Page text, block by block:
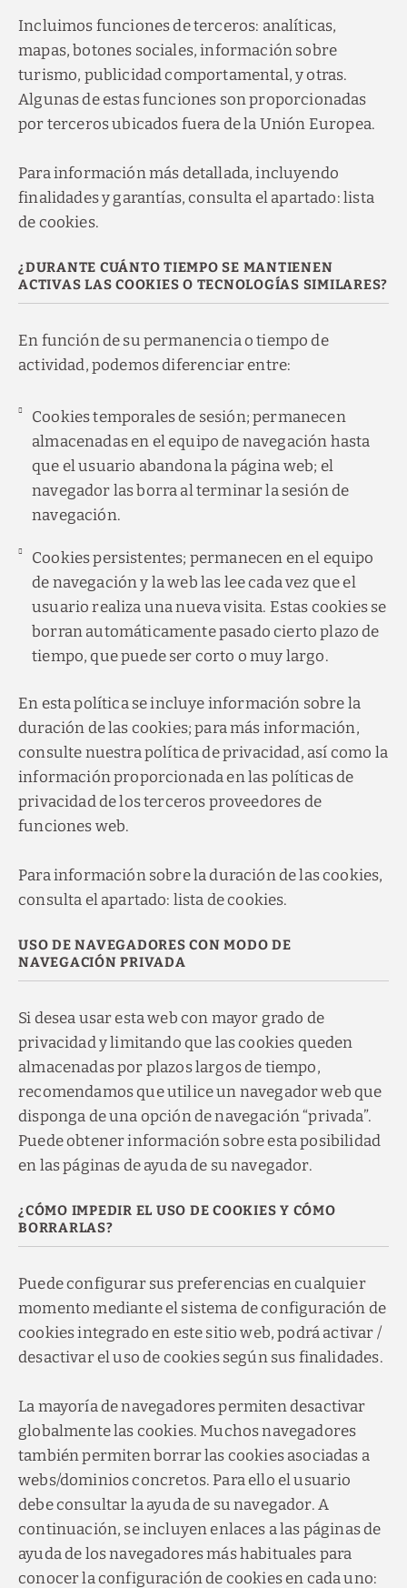
Incluimos funciones de terceros: analíticas,
mapas, botones sociales, información sobre
turismo, publicidad comportamental, y otras.
Algunas de estas funciones son proporcionadas
por terceros ubicados fuera de la Unión Europea.
Para información más detallada, incluyendo
finalidades y garantías, consulta el apartado: lista
de cookies.
¿DURANTE CUÁNTO TIEMPO SE MANTIENEN
ACTIVAS LAS COOKIES O TECNOLOGÍAS SIMILARES?
En función de su permanencia o tiempo de
actividad, podemos diferenciar entre:
Cookies temporales de sesión; permanecen
almacenadas en el equipo de navegación hasta
que el usuario abandona la página web; el
navegador las borra al terminar la sesión de
navegación.
Cookies persistentes; permanecen en el equipo
de navegación y la web las lee cada vez que el
usuario realiza una nueva visita. Estas cookies se
borran automáticamente pasado cierto plazo de
tiempo, que puede ser corto o muy largo.
En esta política se incluye información sobre la
duración de las cookies; para más información,
consulte nuestra política de privacidad, así como la
información proporcionada en las políticas de
privacidad de los terceros proveedores de
funciones web.
Para información sobre la duración de las cookies,
consulta el apartado: lista de cookies.
USO DE NAVEGADORES CON MODO DE
NAVEGACIÓN PRIVADA
Si desea usar esta web con mayor grado de
privacidad y limitando que las cookies queden
almacenadas por plazos largos de tiempo,
recomendamos que utilice un navegador web que
disponga de una opción de navegación “privada”.
Puede obtener información sobre esta posibilidad
en las páginas de ayuda de su navegador.
¿CÓMO IMPEDIR EL USO DE COOKIES Y CÓMO
BORRARLAS?
Puede configurar sus preferencias en cualquier
momento mediante el sistema de configuración de
cookies integrado en este sitio web, podrá activar /
desactivar el uso de cookies según sus finalidades.
La mayoría de navegadores permiten desactivar
globalmente las cookies. Muchos navegadores
también permiten borrar las cookies asociadas a
webs/dominios concretos. Para ello el usuario
debe consultar la ayuda de su navegador. A
continuación, se incluyen enlaces a las páginas de
ayuda de los navegadores más habituales para
conocer la configuración de cookies en cada uno: